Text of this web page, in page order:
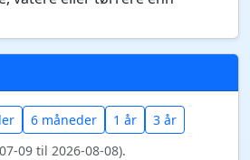
6 måneder 1 år
3 år
09 til 2026-08-08).